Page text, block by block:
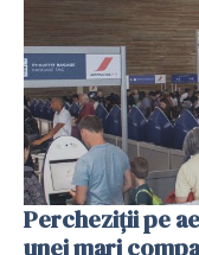
Percheziții pe
unei mari